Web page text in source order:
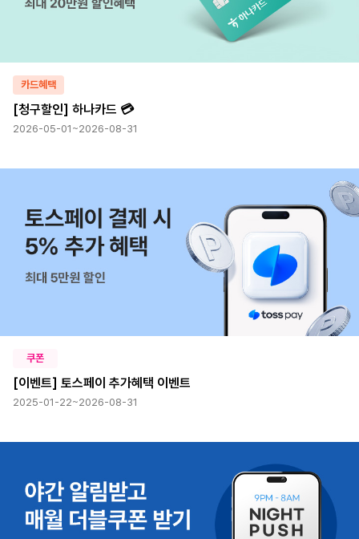
카드혜택
[청구할인] 하나카드 💳
2026-05-01~2026-08-31
쿠폰
[이벤트] 토스페이 추가혜택 이벤트
2025-01-22~2026-08-31